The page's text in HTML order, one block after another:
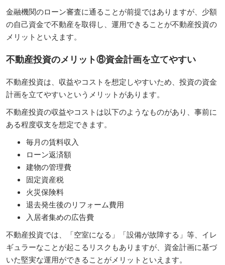
金融機関のローン審査に通ることが前提ではありますが、少額
の自己資金で不動産を取得し、運用できることが不動産投資の
メリットといえます。
不動産投資のメリット⑧資金計画を立てやすい
不動産投資は、収益やコストを想定しやすいため、投資の資金
計画を立てやすいというメリットがあります。
不動産投資の収益やコストは以下のようなものがあり、事前に
ある程度収支を想定できます。
毎月の賃料収入
ローン返済額
建物の管理費
固定資産税
火災保険料
退去発生後のリフォーム費用
入居者集めの広告費
不動産投資では、「空室になる」「設備が故障する」等、イレ
ギュラーなことが起こるリスクもありますが、資金計画に基づ
いた堅実な運用ができることがメリットといえます。